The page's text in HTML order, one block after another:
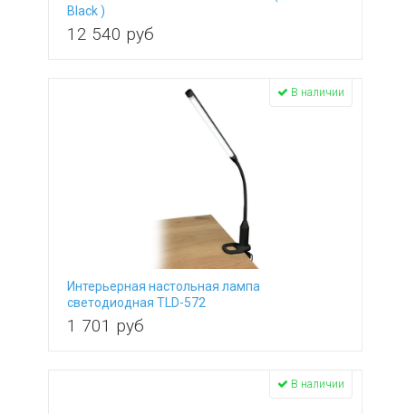
Black )
12 540 руб
Интерьерная настольная лампа
светодиодная TLD-572
Black/Led/500Lm/4500K/Dimmer
1 701 руб
В наличии
В наличии